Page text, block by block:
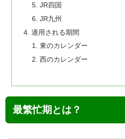
JR四国
JR九州
適用される期間
東のカレンダー
西のカレンダー
最繁忙期とは？